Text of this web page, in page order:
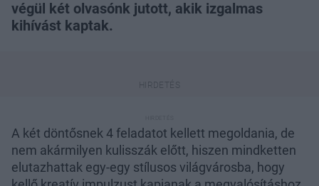
végül két olvasónk jutott, akik izgalmas
kihívást kaptak.
A két döntősnek 4 feladatot kellett megoldania, de
nem akármilyen kulisszák előtt, hiszen mindketten
elutazhattak egy-egy stílusos világvárosba, hogy